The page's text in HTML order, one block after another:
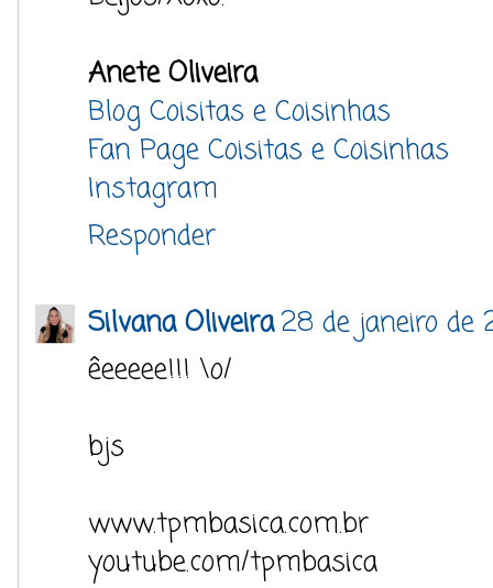
Anete Oliveira
Blog Coisitas e Coisinhas
Fan Page Coisitas e Coisinhas
Instagram
Responder
Silvana Oliveira28 de janeiro de
êeeeee!!! \o/
bjs
www.tpmbasica.com.br
youtube.com/tpmbasica